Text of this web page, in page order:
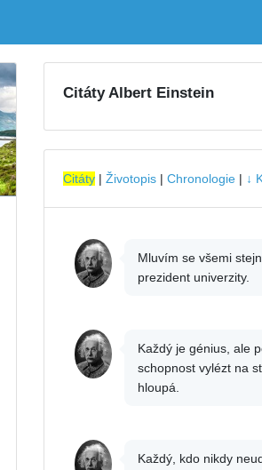
Citáty Albert Einstein
Citáty| Životopis| Chronologie| ↓
Mluvím se všemi
prezident univerzity.
Každý je génius, ale
schopnost vylézt na
hloupá.
Každý, kdo nikdy